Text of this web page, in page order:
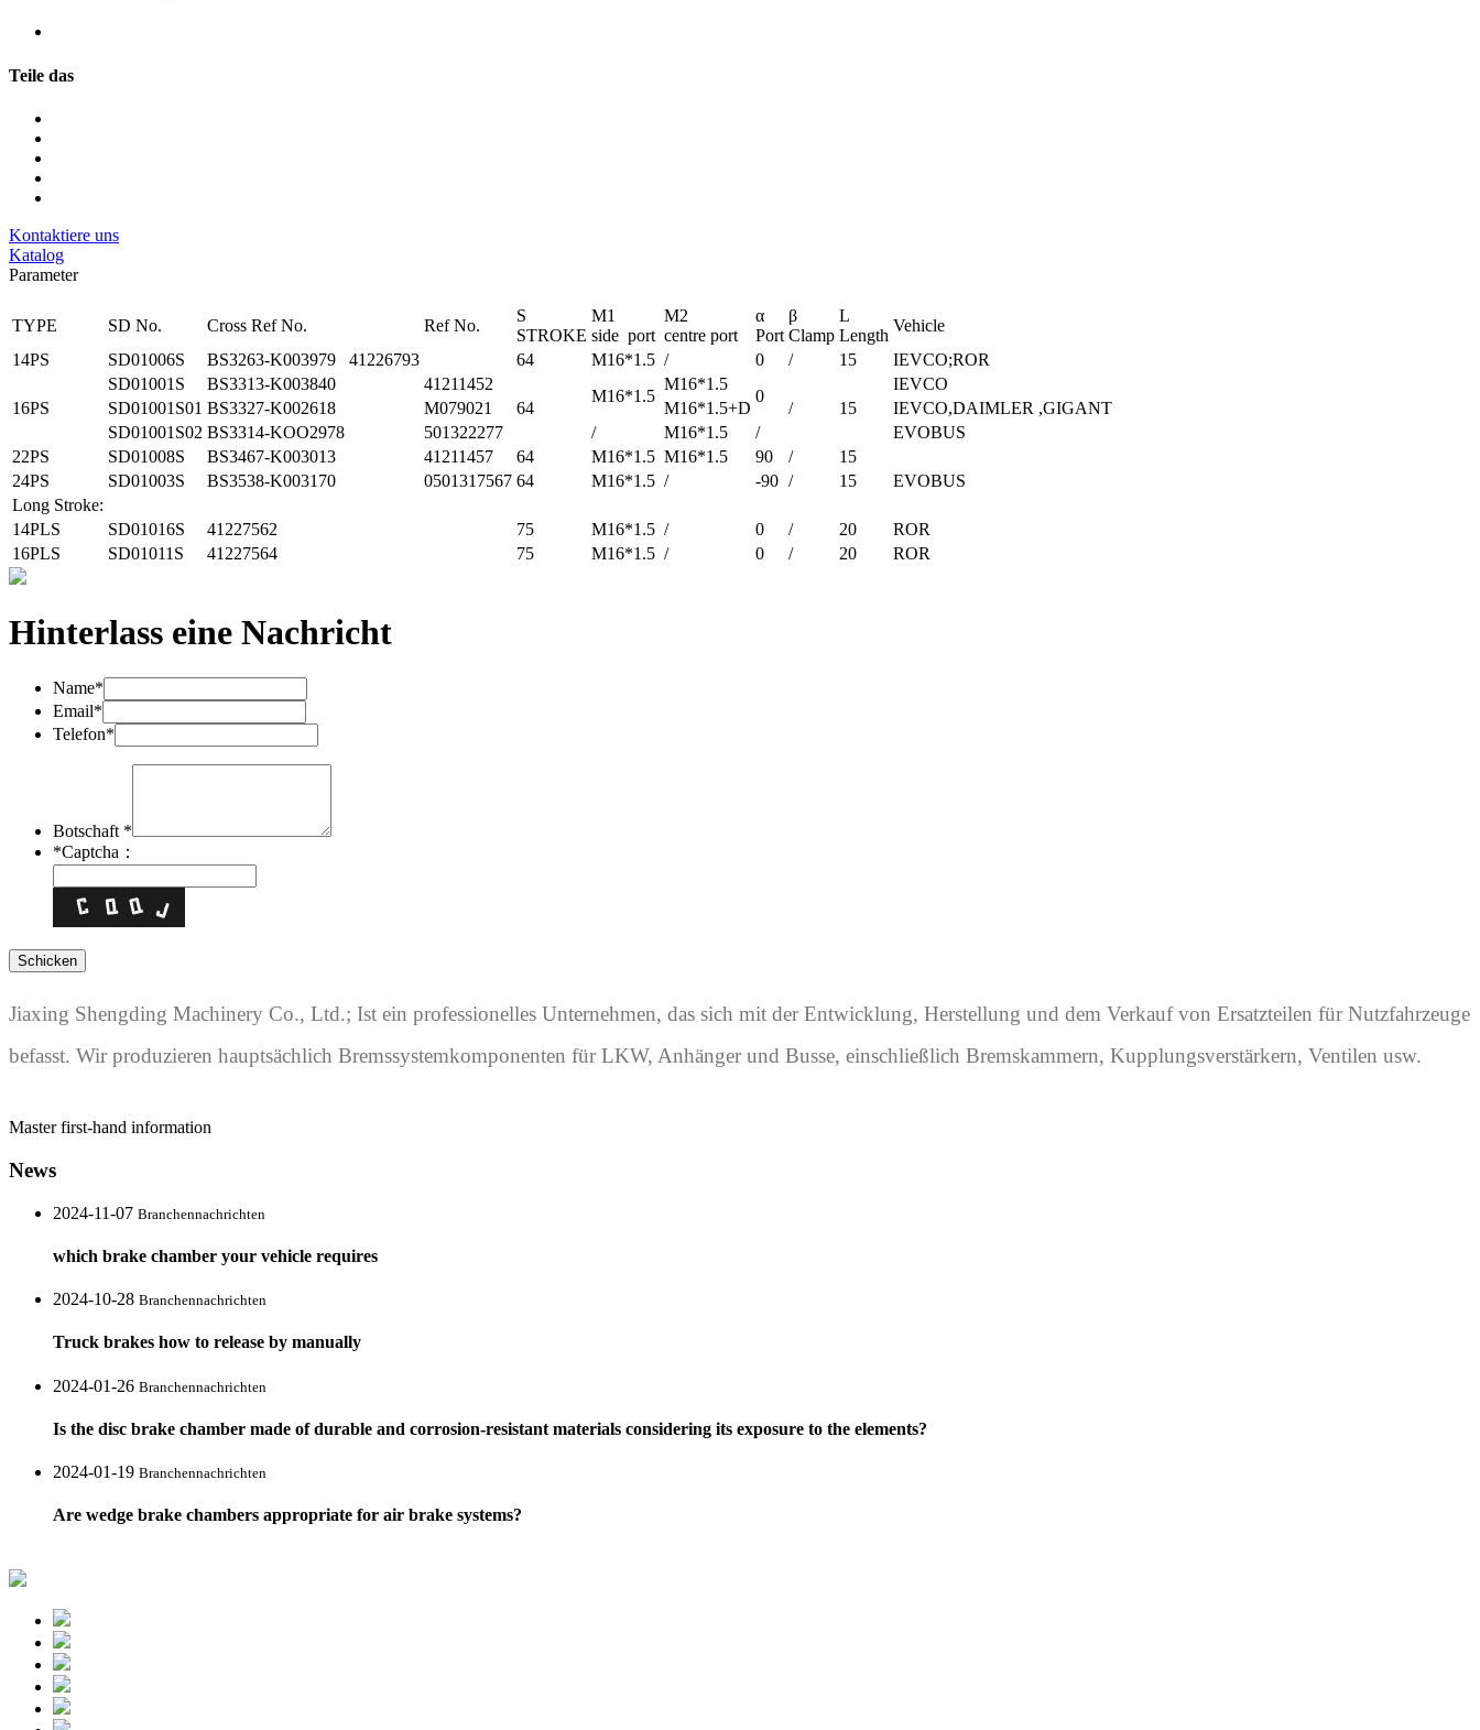
Teile das
Kontaktiere uns
Katalog
Parameter
TYPE SD No. Cross Ref No. Ref No.
S
STROKE
M1
side port
M2
centre port
α
Port
β
Clamp
L
Length
Vehicle
14PS
SD01006S BS3263-K003979 41226793 64 M16*1.5 / 0 / 15 IEVCO;ROR
16PS
SD01001S BS3313-K003840
41211452
64
M16*1.5
M16*1.5
0
/ 15
IEVCO
SD01001S01 BS3327-K002618 M079021 M16*1.5+D
IEVCO,DAIMLER ,GIGANT
SD01001S02 BS3314-KOO2978 501322277 / M16*1.5 /
EVOBUS
22PS
SD01008S BS3467-K003013 41211457 64 M16*1.5 M16*1.5 90 /
15
24PS
SD01003S BS3538-K003170 0501317567 64 M16*1.5 / -90 / 15
EVOBUS
Long Stroke:
14PLS
SD01016S 41227562 75 M16*1.5 / 0 / 20
ROR
16PLS
SD01011S 41227564 75 M16*1.5 / 0 / 20 ROR
Hinterlass eine Nachricht
Name*
Email*
Telefon*
Botschaft *
*Captcha：
Jiaxing Shengding Machinery Co., Ltd.; Ist ein professionelles Unternehmen, das sich mit der Entwicklung, Herstellung und dem Verkauf von Ersatzteilen für Nutzfahrzeuge
befasst. Wir produzieren hauptsächlich Bremssystemkomponenten für LKW, Anhänger und Busse, einschließlich Bremskammern, Kupplungsverstärkern, Ventilen usw.
Master first-hand information
News
2024-11-07 Branchennachrichten
which brake chamber your vehicle requires
2024-10-28 Branchennachrichten
Truck brakes how to release by manually
2024-01-26 Branchennachrichten
Is the disc brake chamber made of durable and corrosion-resistant materials considering its exposure to the elements?
2024-01-19 Branchennachrichten
Are wedge brake chambers appropriate for air brake systems?